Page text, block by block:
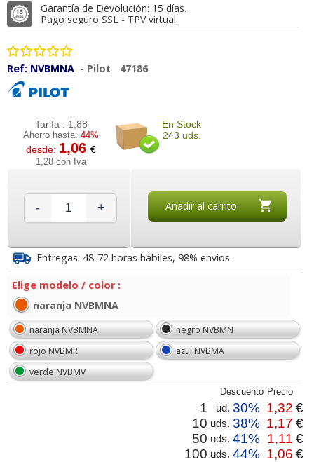
Garantía de Devolución: 15 días.
Pago seguro SSL - TPV virtual.
Ref: NVBMNA - Pilot 47186
Tarifa :1,88
Ahorro hasta:44%
desde: 1,06€
1,28 con Iva
En Stock
243 uds.
- + Añadir al carrito
Entregas: 48-72 horas hábiles, 98% envíos.
Elige modelo / color :
naranja NVBMNA
naranja NVBMNA
negro NVBMN
rojo NVBMR
azul NVBMA
verde NVBMV
Descuento Precio
1 ud. 30% 1,32 €
10 uds. 38% 1,17 €
50 uds. 41% 1,11 €
100 uds. 44% 1,06 €